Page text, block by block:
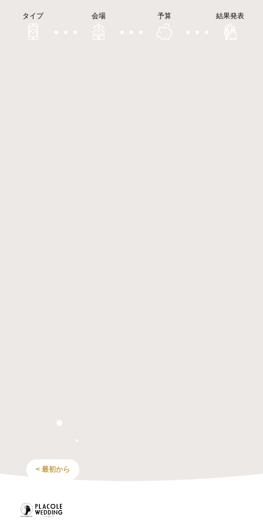
タイプ 会場 予算 結果発表
< 最初から